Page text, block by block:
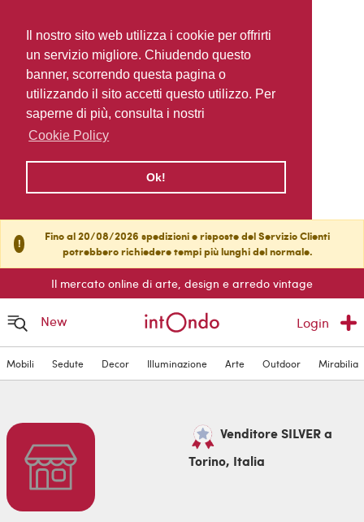
Il nostro sito web utilizza i cookie per offrirti
un servizio migliore. Chiudendo questo
banner, scorrendo questa pagina o
utilizzando il sito accetti questo utilizzo. Per
saperne di più, consulta i nostri
Cookie Policy
Ok!
!
Fino al 20/08/2026 spedizioni e risposte del Servizio Clienti
potrebbero richiedere tempi più lunghi del normale.
Il mercato online di arte, design e arredo vintage
New Login
Mobili Sedute Decor Illuminazione Arte Outdoor Mirabilia
Venditore SILVER a
Torino, Italia